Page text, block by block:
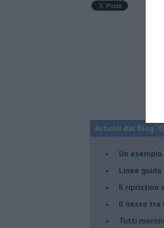
Articoli dal Blog
​Un
​Linee
​Il ripristino
Il nesso tra
Tutti